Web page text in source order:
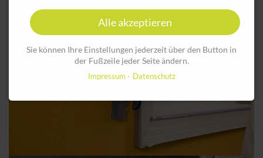
Alle akzeptieren
Sie können Ihre Einstellungen jederzeit über den Button in
der Fußzeile jeder Seite ändern.
Impressum Datenschutz